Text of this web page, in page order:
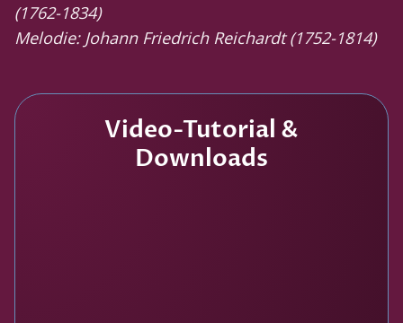
(1762-1834)
Melodie: Johann Friedrich Reichardt (1752-1814)
Video-Tutorial &
Downloads